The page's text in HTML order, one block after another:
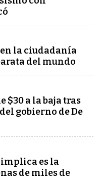
la ciudadanía
del mundo
$30 a la baja tras
gobierno de De
implica es la
de miles de